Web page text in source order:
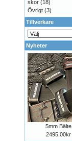
skor (18)
Övrigt (3)
Tillverkare
Nyheter
5mm Bälte
2495,00kr